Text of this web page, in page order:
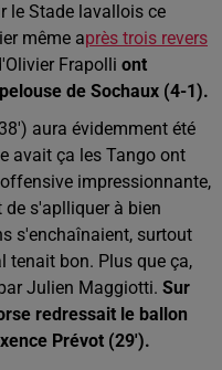
le Stade lavallois ce
même après trois revers
Frapolli ont
de Sochaux (4-1).
aura évidemment été
avait ça les Tango ont
impressionnante,
de s'aplliquer à bien
s'enchaînaient, surtout
tenait bon. Plus que ça,
Julien Maggiotti. Sur
redressait le ballon
Prévot (29').